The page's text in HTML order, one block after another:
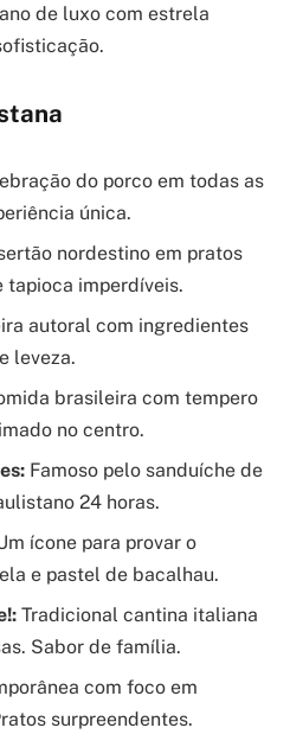
de luxo com estrela
do porco em todas as
única.
nordestino em pratos
tapioca imperdíveis.
autoral com ingredientes
leveza.
brasileira com tempero
no centro.
Famoso pelo sanduíche de
24 horas.
ícone para provar o
e pastel de bacalhau.
Tradicional cantina italiana
Sabor de família.
com foco em
surpreendentes.